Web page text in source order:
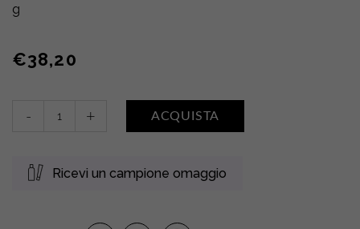
g
€38,20
Réveil
- + ACQUISTA
Ricevi un campione omaggio